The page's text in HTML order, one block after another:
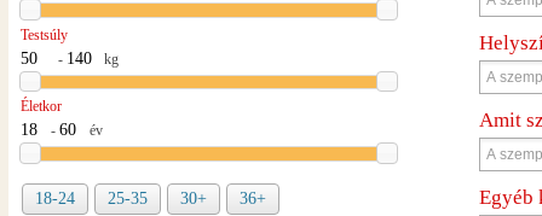
Testsúly
-
kg
Életkor
-
év
18-24 25-35 30+ 36+
Amit
Egyéb